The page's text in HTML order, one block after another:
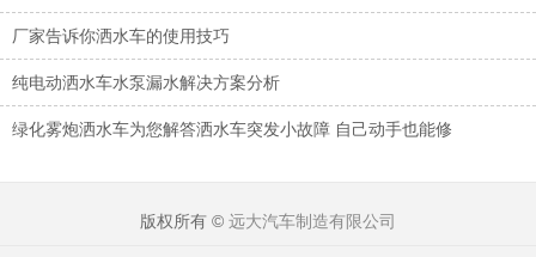
厂家告诉你洒水车的使用技巧
纯电动洒水车水泵漏水解决方案分析
绿化雾炮洒水车为您解答洒水车突发小故障 自己动手也能修
版权所有 © 远大汽车制造有限公司